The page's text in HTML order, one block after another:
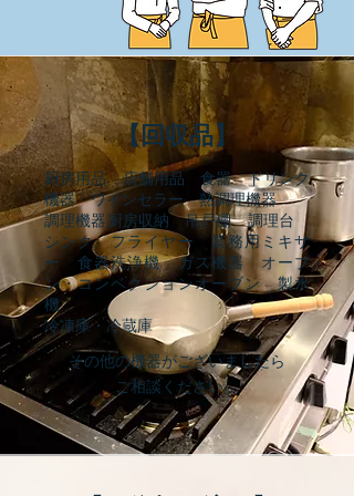
【回収品】
厨房用品 店舗用品 食器 ドリンク
機器 ワインセラー 熱調理機器
調理機器厨房収納 吊戸棚 調理台
シンク フライヤー 業務用ミキサ
ー 食器洗浄機 ガス機器 オーブ
ン・コンベクションオーブン 製氷
機
冷凍庫・冷蔵庫
その他の機器がございましたら
ご相談ください。